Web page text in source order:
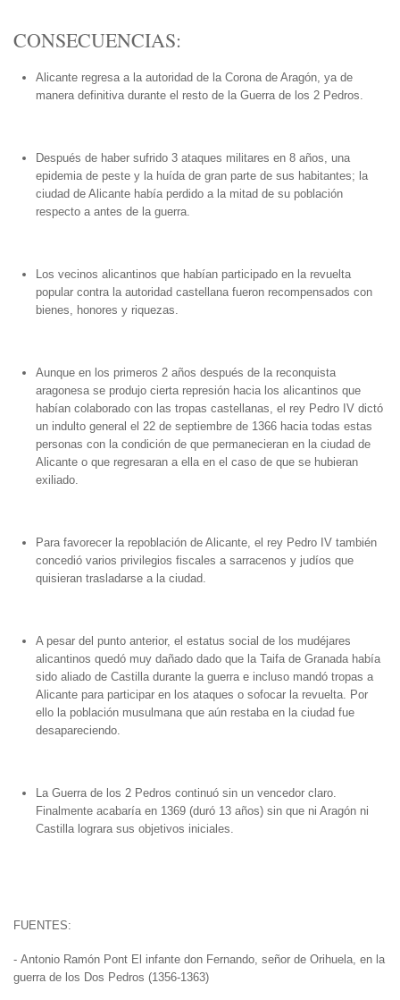
CONSECUENCIAS:
Alicante regresa a la autoridad de la Corona de Aragón, ya de
manera definitiva durante el resto de la Guerra de los 2 Pedros.
Después de haber sufrido 3 ataques militares en 8 años, una
epidemia de peste y la huída de gran parte de sus habitantes; la
ciudad de Alicante había perdido a la mitad de su población
respecto a antes de la guerra.
Los vecinos alicantinos que habían participado en la revuelta
popular contra la autoridad castellana fueron recompensados con
bienes, honores y riquezas.​
Aunque en los primeros 2 años después de la reconquista
aragonesa se produjo cierta represión hacia los alicantinos que
habían colaborado con las tropas castellanas, el rey Pedro IV dictó
un indulto general el 22 de septiembre de 1366 hacia todas estas
personas con la condición de que permanecieran en la ciudad de
Alicante o que regresaran a ella en el caso de que se hubieran
exiliado.
Para favorecer la repoblación de Alicante, el rey Pedro IV también
concedió varios privilegios fiscales a sarracenos y judíos que
quisieran trasladarse a la ciudad.
A pesar del punto anterior, el estatus social de los mudéjares
alicantinos quedó muy dañado dado que la Taifa de Granada había
sido aliado de Castilla durante la guerra e incluso mandó tropas a
Alicante para participar en los ataques o sofocar la revuelta. Por
ello la población musulmana que aún restaba en la ciudad fue
desapareciendo.
La Guerra de los 2 Pedros continuó sin un vencedor claro.
Finalmente acabaría en 1369 (duró 13 años) sin que ni Aragón ni
Castilla lograra sus objetivos iniciales.
FUENTES:
- Antonio Ramón Pont El infante don Fernando, señor de Orihuela, en la
guerra de los Dos Pedros (1356-1363)